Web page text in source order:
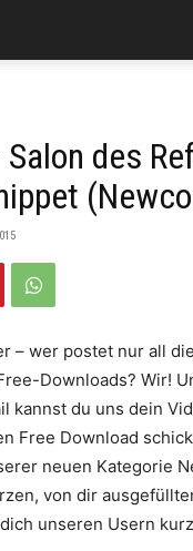
des
– wer postet nur all
Downloads? Wir!
kannst du uns dein
Free Download
neuen Kategorie
von dir
unseren Usern